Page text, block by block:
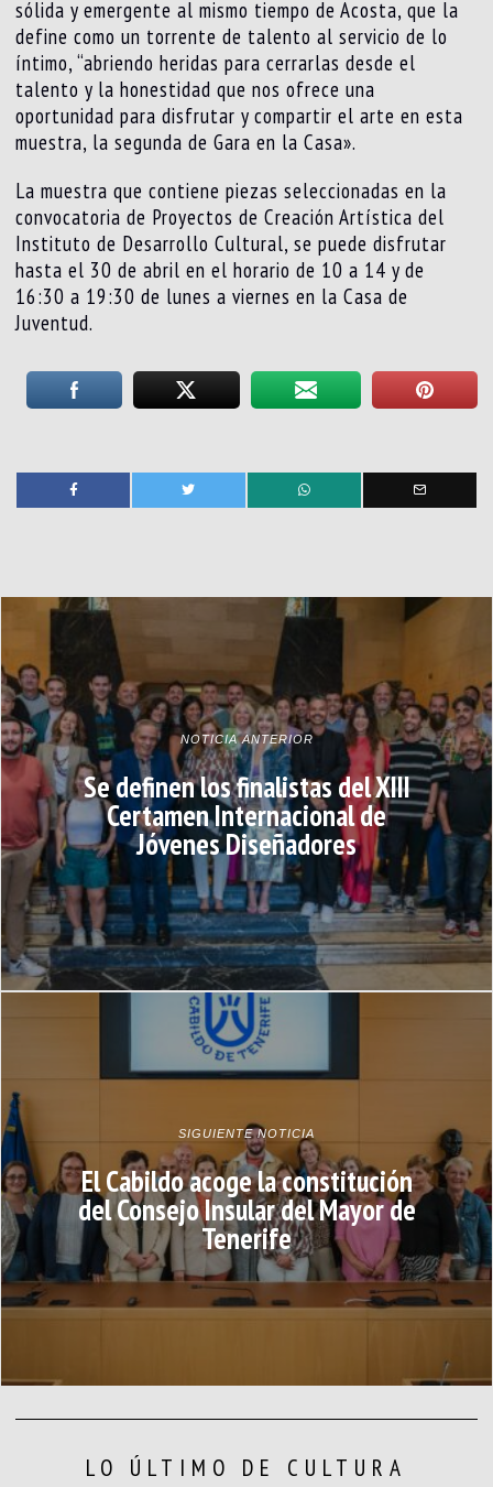
sólida y emergente al mismo tiempo de Acosta, que la
define como un torrente de talento al servicio de lo
íntimo, “abriendo heridas para cerrarlas desde el
talento y la honestidad que nos ofrece una
oportunidad para disfrutar y compartir el arte en esta
muestra, la segunda de Gara en la Casa».
La muestra que contiene piezas seleccionadas en la
convocatoria de Proyectos de Creación Artística del
Instituto de Desarrollo Cultural, se puede disfrutar
hasta el 30 de abril en el horario de 10 a 14 y de
16:30 a 19:30 de lunes a viernes en la Casa de
Juventud.
NOTICIA ANTERIOR
Se definen los finalistas del XIII
Certamen Internacional de
Jóvenes Diseñadores
SIGUIENTE NOTICIA
El Cabildo acoge la constitución
del Consejo Insular del Mayor de
Tenerife
LO ÚLTIMO DE CULTURA